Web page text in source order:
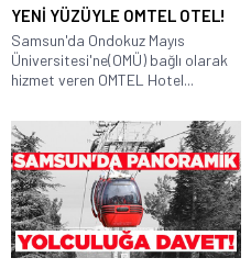
YENİ YÜZÜYLE OMTEL OTEL!
Samsun'da Ondokuz Mayıs
Üniversitesi'ne(OMÜ) bağlı olarak
hizmet veren OMTEL Hotel...